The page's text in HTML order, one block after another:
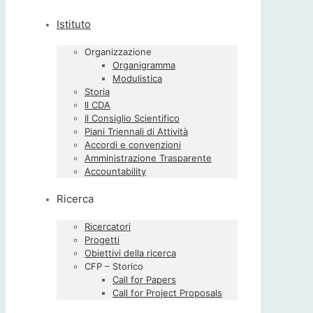
Istituto
Organizzazione
Organigramma
Modulistica
Storia
Il CDA
Il Consiglio Scientifico
Piani Triennali di Attività
Accordi e convenzioni
Amministrazione Trasparente
Accountability
Ricerca
Ricercatori
Progetti
Obiettivi della ricerca
CFP – Storico
Call for Papers
Call for Project Proposals